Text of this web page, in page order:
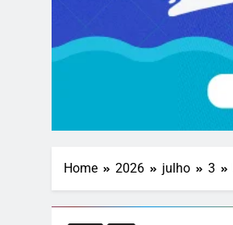
Home 2026 julho 3